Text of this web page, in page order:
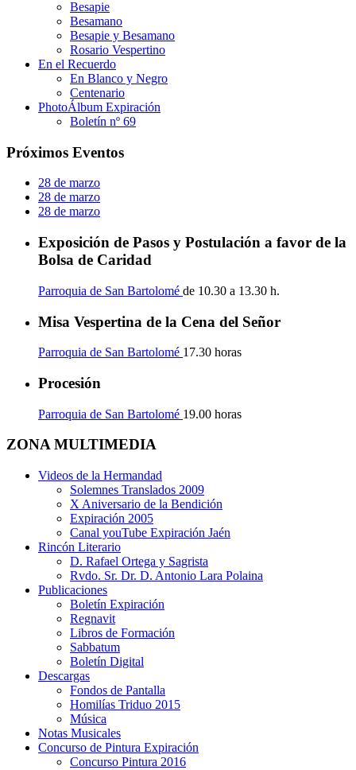
Besapie
Besamano
Besapie y Besamano
Rosario Vespertino
En el Recuerdo
En Blanco y Negro
Centenario
PhotoÁlbum Expiración
Boletín nº 69
Próximos Eventos
28 de marzo
28 de marzo
28 de marzo
Exposición de Pasos y Postulación a favor de la
Bolsa de Caridad
Parroquia de San Bartolomé de 10.30 a 13.30 h.
Misa Vespertina de la Cena del Señor
Parroquia de San Bartolomé 17.30 horas
Procesión
Parroquia de San Bartolomé 19.00 horas
ZONA MULTIMEDIA
Videos de la Hermandad
Solemnes Translados 2009
X Aniversario de la Bendición
Expiración 2005
Canal youTube Expiración Jaén
Rincón Literario
D. Rafael Ortega y Sagrista
Rvdo. Sr. Dr. D. Antonio Lara Polaina
Publicaciones
Boletín Expiración
Regnavit
Libros de Formación
Sabbatum
Boletín Digital
Descargas
Fondos de Pantalla
Homilías Triduo 2015
Música
Notas Musicales
Concurso de Pintura Expiración
Concurso Pintura 2016